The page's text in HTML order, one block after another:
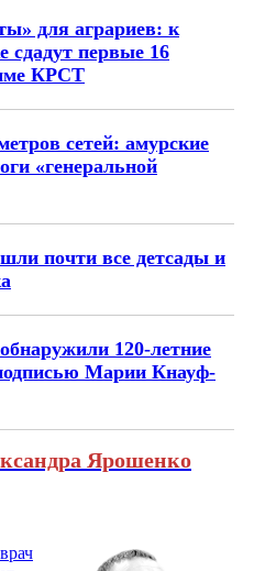
для аграриев: к
сдадут первые 16
КРСТ
сетей: амурские
«генеральной
почти все детсады и
120-летние
Марии Кнауф-
Ярошенко